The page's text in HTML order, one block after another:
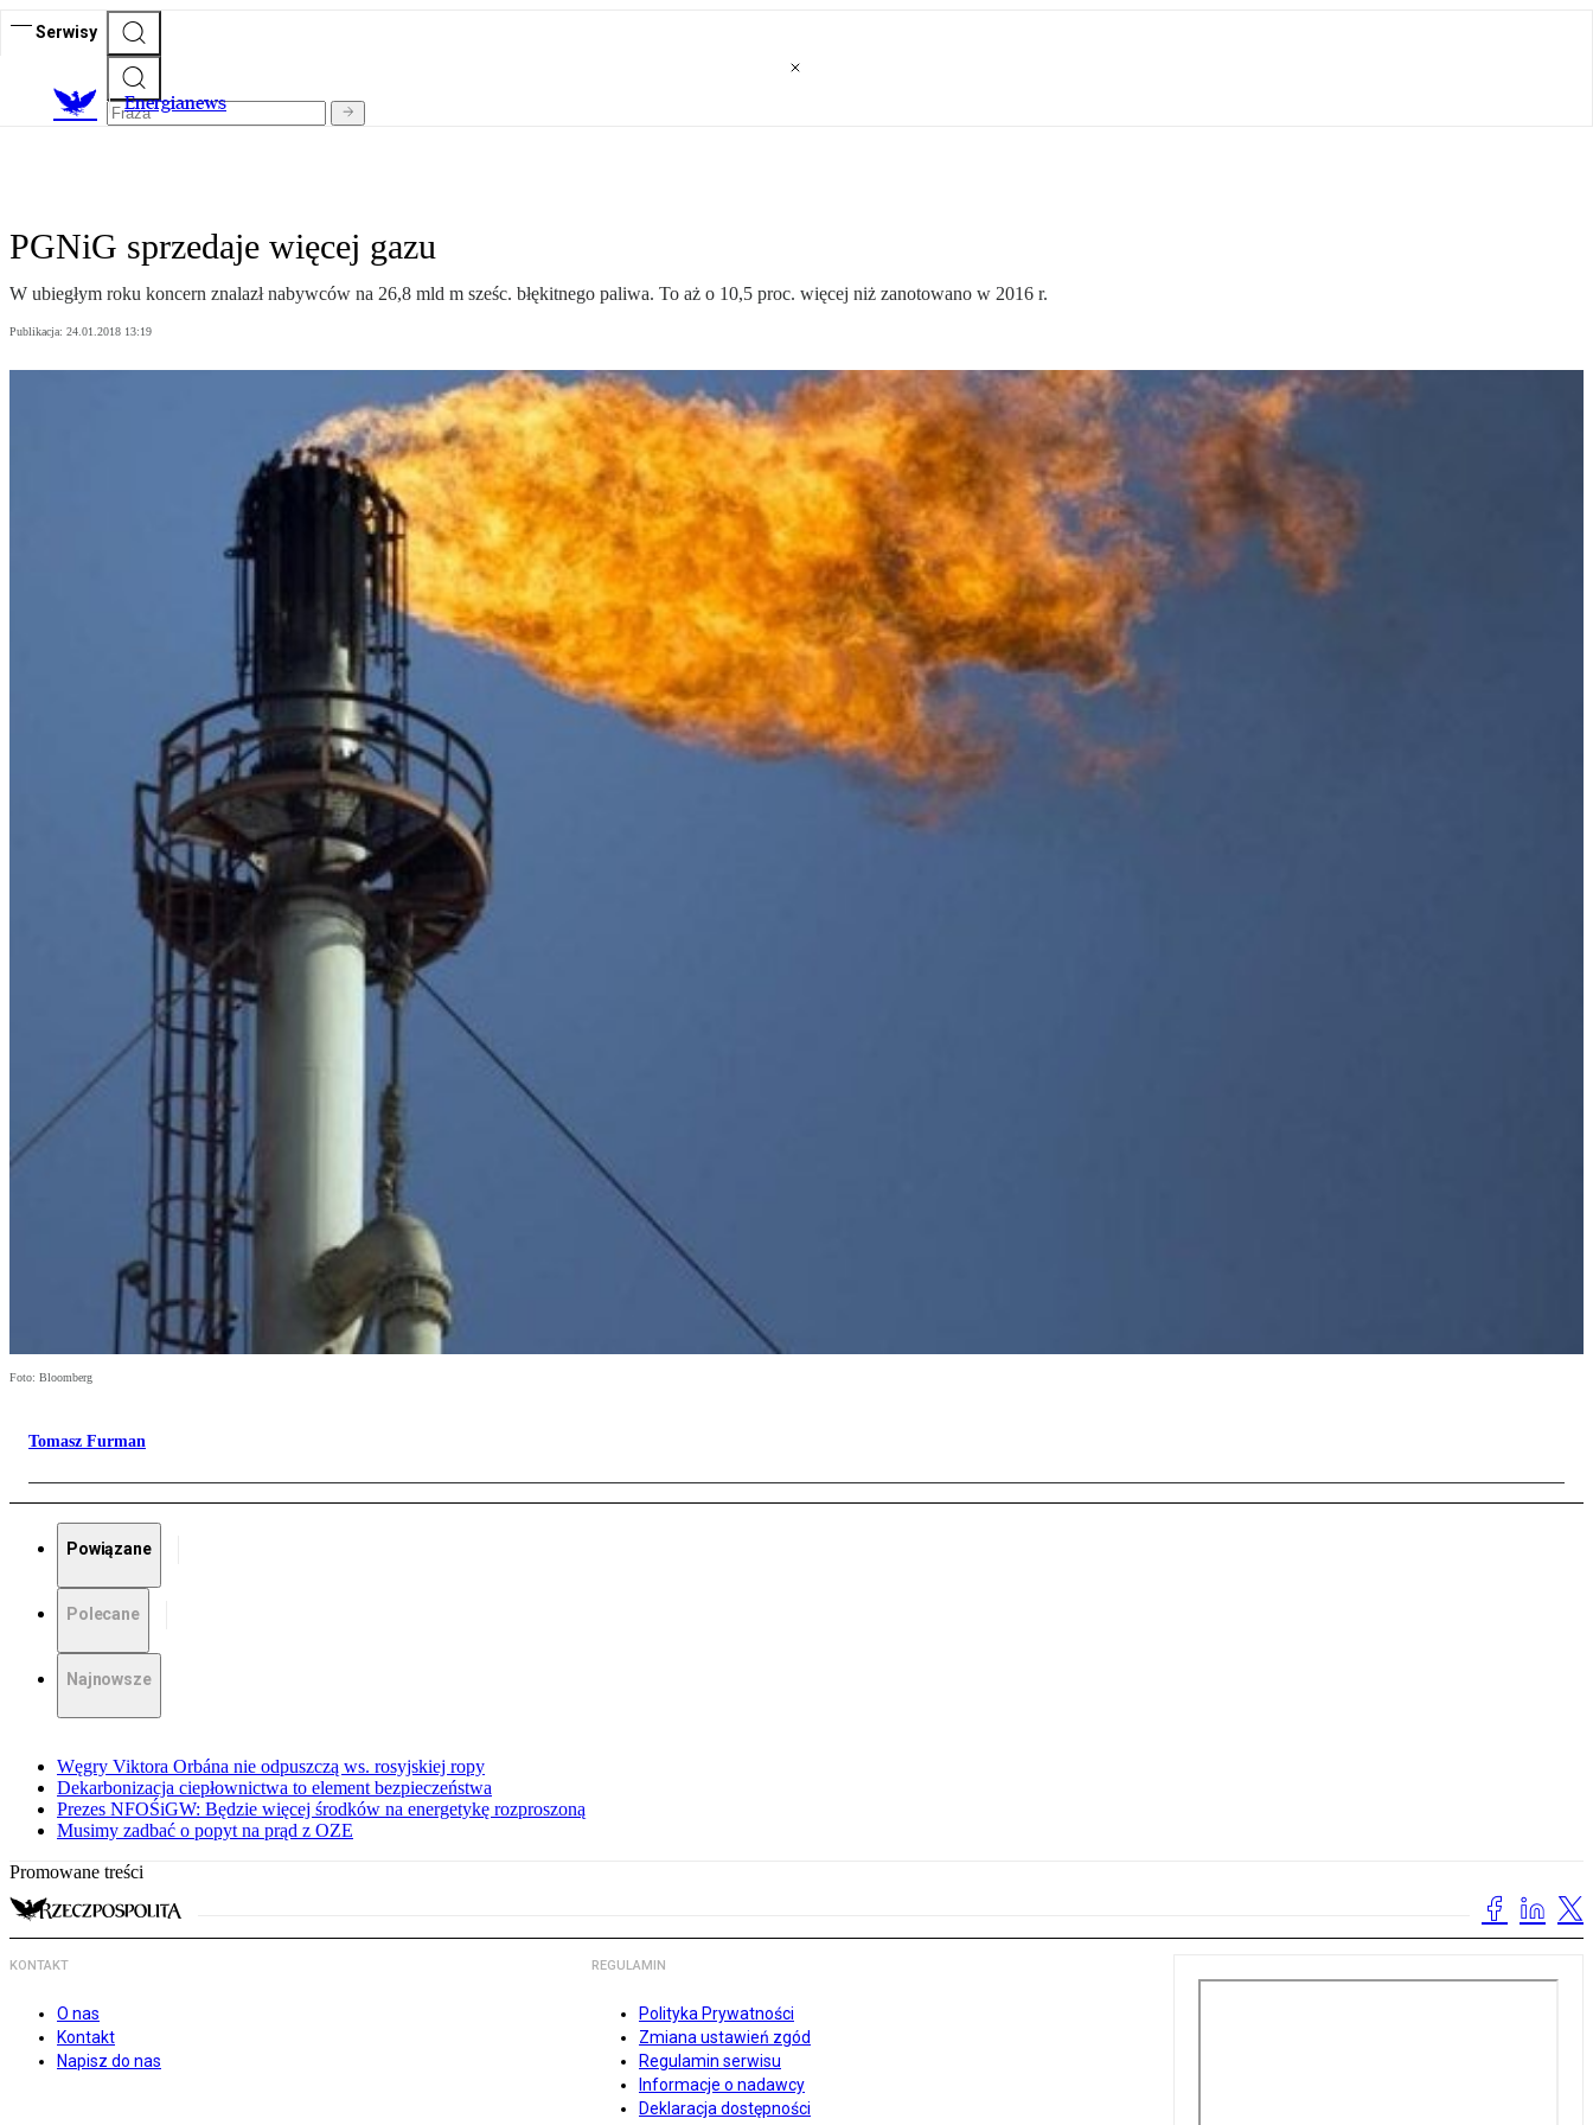
Serwisy
Energianews
PGNiG sprzedaje więcej gazu
W ubiegłym roku koncern znalazł nabywców na 26,8 mld m sześc. błękitnego paliwa. To aż o 10,5 proc. więcej niż zanotowano w 2016 r.
Publikacja: 24.01.2018 13:19
Foto: Bloomberg
Tomasz Furman
Powiązane
Polecane
Najnowsze
Węgry Viktora Orbána nie odpuszczą ws. rosyjskiej ropy
Dekarbonizacja ciepłownictwa to element bezpieczeństwa
Prezes NFOŚiGW: Będzie więcej środków na energetykę rozproszoną
Musimy zadbać o popyt na prąd z OZE
Promowane treści
KONTAKT
O nas
Kontakt
Napisz do nas
REGULAMIN
Polityka Prywatności
Zmiana ustawień zgód
Regulamin serwisu
Informacje o nadawcy
Deklaracja dostępności